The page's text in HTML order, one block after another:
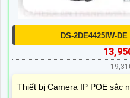
DS-2DE4425IW-
Thiết bị Camera IP POE sắc